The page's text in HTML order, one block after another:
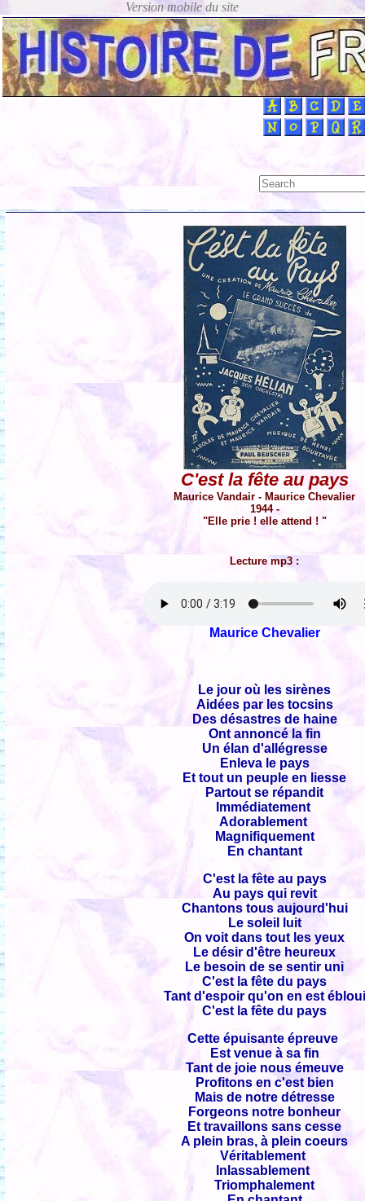
C'est la fête au pays
Maurice Vandair - Maurice Chevalier
1944 -
"Elle prie ! elle attend ! "
Lecture mp3 :
Maurice Chevalier
Le jour où les sirènes
Aidées par les tocsins
Des désastres de haine
Ont annoncé la fin
Un élan d'allégresse
Enleva le pays
Et tout un peuple en liesse
Partout se répandit
Immédiatement
Adorablement
Magnifiquement
En chantant
C'est la fête au pays
Au pays qui revit
Chantons tous aujourd'hui
Le soleil luit
On voit dans tout les yeux
Le désir d'être heureux
Le besoin de se sentir uni
C'est la fête du pays
Tant d'espoir qu'on en est ébloui
C'est la fête du pays
Cette épuisante épreuve
Est venue à sa fin
Tant de joie nous émeuve
Profitons en c'est bien
Mais de notre détresse
Forgeons notre bonheur
Et travaillons sans cesse
A plein bras, à plein coeurs
Véritablement
Inlassablement
Triomphalement